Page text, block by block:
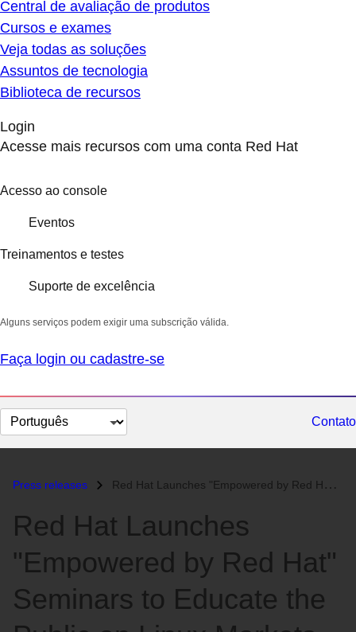
Central de avaliação de produtos
Cursos e exames
Veja todas as soluções
Assuntos de tecnologia
Biblioteca de recursos
Login
Acesse mais recursos com uma conta Red Hat
Acesso ao console
Eventos
Treinamentos e testes
Suporte de excelência
Alguns serviços podem exigir uma subscrição válida.
Faça login ou cadastre-se
Selecionar
idioma
Contato
Press releases Red Hat Launches "Empowered by Red Hat" Seminars to Educate...
Red Hat Launches
"Empowered by Red Hat"
Seminars to Educate the